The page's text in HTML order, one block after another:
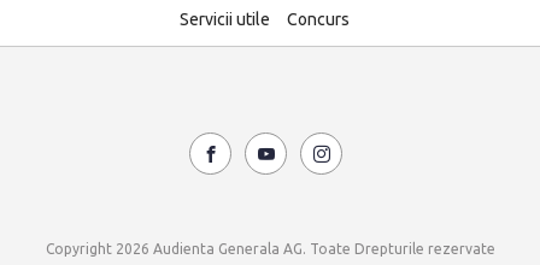
Servicii utile
Concurs
Copyright 2026 Audienta Generala AG. Toate Drepturile rezervate